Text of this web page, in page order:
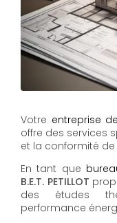
Votre entreprise
offre des services
et la conformité
En tant que
B.E.T. PETILLOT
des études
performance